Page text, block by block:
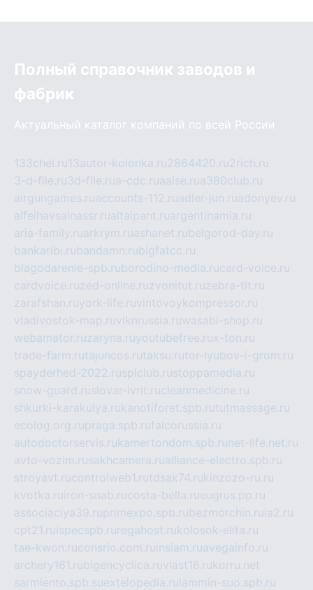
Полный справочник заводов и
фабрик
Актуальный каталог компаний по всей России
133chel.ru13autor-kolonka.ru2864420.ru2rich.ru
3-d-file.ru3d-file.rua-cdc.ruaalse.rua380club.ru
airgungames.ruaccounts-112.ruadler-jun.ruadonyev.ru
alfeihavsalnassr.rualtaipant.ruargentinamia.ru
aria-family.ruarkrym.ruashanet.rubelgorod-day.ru
bankaribi.rubandamn.rubigfatcc.ru
blagodarenie-spb.ruborodino-media.rucard-voice.ru
cardvoice.ruzed-online.ruzvonitut.ruzebra-tlt.ru
zarafshan.ruyork-life.ruvintovoykompressor.ru
vladivostok-map.ruvlknrussia.ruwasabi-shop.ru
webamator.ruzaryna.ruyoutubefree.rux-ton.ru
trade-farm.rutajuncos.rutaksu.rutor-lyubov-i-grom.ru
spayderhed-2022.rusplclub.rustoppamedia.ru
snow-guard.ruslovar-ivrit.rucleanmedicine.ru
shkurki-karakulya.rukanotiforet.spb.rututmassage.ru
ecolog.org.rupraga.spb.rufalcorussia.ru
autodoctorservis.rukamertondom.spb.ru net-life.net.ru
avto-vozim.rusakhcamera.rualliance-electro.spb.ru
stroyavt.rucontrolweb1.rutdsak74.rukinzozo-ru.ru
kvotka.ru iron-snab.rucosta-bella.rueugrus.pp.ru
associaciya39.ruprimexpo.spb.rubezmorchin.ru ia2.ru
cpt21.ru ispecspb.ru regahost.rukolosok-elita.ru
tae-kwon.ruconsrio.com.ru insiam.ruavegainfo.ru
archery161.rubigencyclica.ruvlast16.rukorru.net
sarmiento.spb.suextelopedia.ru lammin-suo.spb.ru